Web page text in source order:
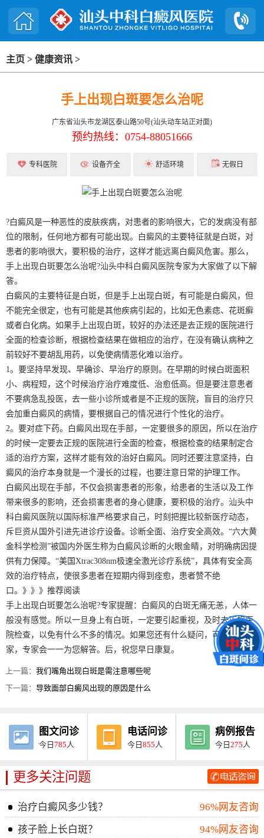
主页 > 健康资讯 >
手上出现白斑要怎么治呢
广东省汕头市龙湖区泰山路50号(汕头动车站正对面)
预约热线：0754-88051666
专科医院 设备齐全 舒适环境 无假日
?白癜风是一种恶性的皮肤疾病，对患者的影响很大，它的发病没有部
位的限制，任何地方都有可能出现。白癜风的主要特征就是白斑，对
患者的影响很大，要积极的治疗，这样才能远离白癜风危害。那么，
手上出现白斑要怎么治呢?汕头中科白癜风医院专家为大家做了以下解
答。
白癜风的主要特征是白斑，但是手上出现白斑，有可能是白癜风，但
不能完全很定，也有可能是其他疾病引起的，比如无色素痣、花斑癣
或者白化病。如果手上出现白斑，较好的办法还是去正规的医院进行
全面的检查诊断，根据检查结果在做相应的治疗，在没有确认病种之
前较好不要胡乱用药，以免使病情恶化难以治疗。
1。要坚持早发现、早确诊、早治疗的原则。在早期的时候白斑面积
小、病程短，这个时候治疗治疗难度低、治愈低高。但是要注意患者
不要病急乱投医，去一些小诊所或者是不正规的医院，盲目的治疗只
会加重白癜风的病情，要根据自己的情况进行个性化的治疗。
2。要对症下药。白癜风出现在手部，一定要很多的原因，所以在治疗
的时候一定要去正规的医院进行全面的检查，根据检查的结果制定合
适的治疗方案，这样才能有效的治好白癜风。同时还要注意坚持，白
癜风的治疗本身就是一个漫长的过程，也要注意日常的护理工作。
白癜风出现在手部，不仅会损害患者的形象，给患者的生活以及工作
带来很多的影响，还会损害患者的身心健康，要积极的治疗。汕头中
科白癜风医院以国际标准严格要求自己，时刻把握比较新医疗动态，
斥巨资从国外引进先进诊疗设备。诊断全面、治疗安全高效。“六大黄
金科学检测”被国内外医生称为白癜风诊断的火眼金睛，对明确病因提
供有力保障。“美国Xtrac308nm极速全激光诊疗系统”，具体有安全高
效的治疗特点，使很多患者在短期内得到痊愈，患者赞不绝
口。》》》推荐阅读
手上出现白斑要怎么治呢?专家提醒：白癜风的白斑无痛无恙，人体一
般没有感觉。所以一旦身上有白斑，一定要引起重视，及时去正规医
院检查，以免有什么不多的情况。如果您还有什么疑问，可以咨询专
家，专家会一一为您解答。后，祝您早日康复。
上一篇：我们嘴角出现白斑是需注意哪些呢
下一篇：导致面部白癜风出现的原因是什么
图文问诊
今日785 人
电话问诊
今日855 人
病例报告
今日275 人
更多关注问题
治疗白癜风多少钱？
96%网友咨询
孩子脸上长白斑？
94%网友咨询